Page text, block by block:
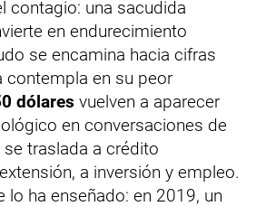
contagio: una sacudida
en endurecimiento
se encamina hacia cifras
contempla en su peor
dólares vuelven a aparecer
en conversaciones de
traslada a crédito
a inversión y empleo.
lo ha enseñado: en 2019, un